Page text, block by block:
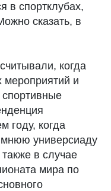
в спортклубах,
сказать, в
когда
мероприятий и
году, когда
универсиаду
в случае
мира по